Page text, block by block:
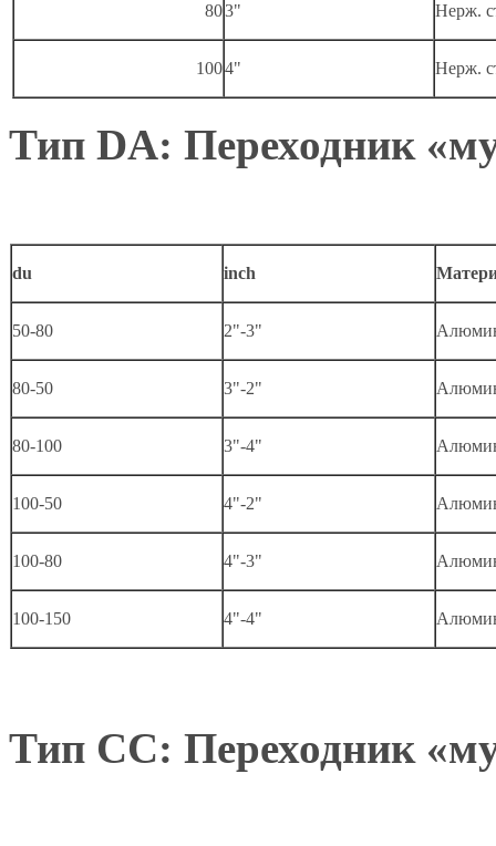
803" Нерж.
1004" Нерж.
Тип DA: Переходник
du inch
50-80 2"-3"
80-50 3"-2"
80-100 3"-4"
100-50 4"-2"
100-80 4"-3"
100-150 4"-4"
Тип CC: Переходник